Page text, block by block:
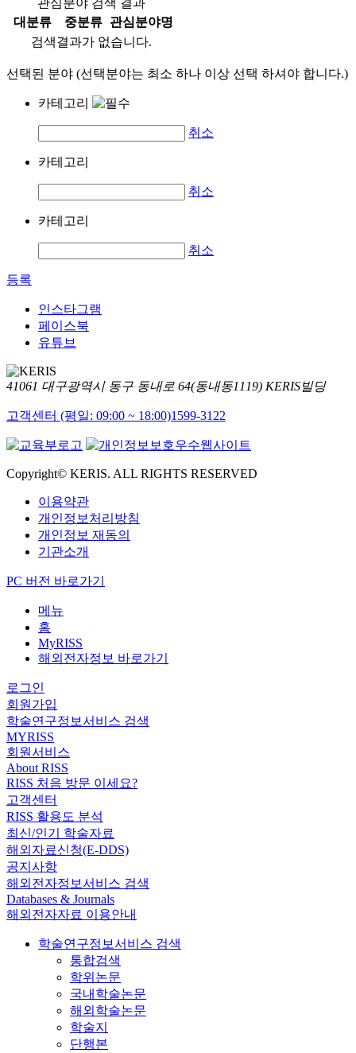
관심분야 검색 결과
대분류
중분류
관심분야명
검색결과가 없습니다.
선택된 분야 (선택분야는 최소 하나 이상 선택 하셔야 합니다.)
카테고리
취소
카테고리
취소
카테고리
취소
등록
인스타그램
페이스북
유튜브
41061 대구광역시 동구 동내로 64(동내동1119) KERIS빌딩
고객센터 (평일: 09:00 ~ 18:00)1599-3122
Copyright© KERIS. ALL RIGHTS RESERVED
이용약관
개인정보처리방침
개인정보 재동의
기관소개
PC 버전 바로가기
메뉴
홈
MyRISS
해외전자정보 바로가기
로그인
회원가입
학술연구정보서비스 검색
MYRISS
회원서비스
About RISS
RISS 처음 방문 이세요?
고객센터
RISS 활용도 분석
최신/인기 학술자료
해외자료신청(E-DDS)
공지사항
해외전자정보서비스 검색
Databases & Journals
해외전자자료 이용안내
학술연구정보서비스 검색
통합검색
학위논문
국내학술논문
해외학술논문
학술지
단행본